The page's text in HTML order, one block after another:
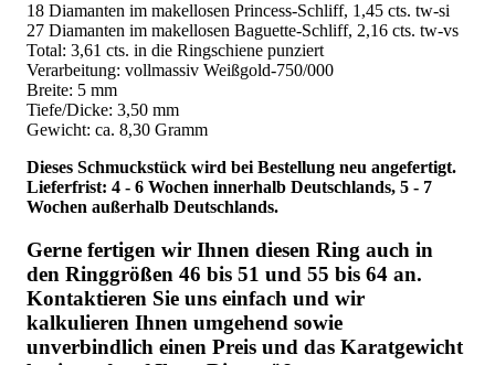
18 Diamanten im makellosen Princess-Schliff, 1,45 cts. tw-si
27 Diamanten im makellosen Baguette-Schliff, 2,16 cts. tw-vs
Total: 3,61 cts. in die Ringschiene punziert
Verarbeitung: vollmassiv Weißgold-750/000
Breite: 5 mm
Tiefe/Dicke: 3,50 mm
Gewicht: ca. 8,30 Gramm
Dieses Schmuckstück wird bei Bestellung neu angefertigt.
Lieferfrist: 4 - 6 Wochen innerhalb Deutschlands, 5 - 7
Wochen außerhalb Deutschlands.
Gerne fertigen wir Ihnen diesen Ring auch in
den Ringgrößen 46 bis 51 und 55 bis 64 an.
Kontaktieren Sie uns einfach und wir
kalkulieren Ihnen umgehend sowie
unverbindlich einen Preis und das Karatgewicht